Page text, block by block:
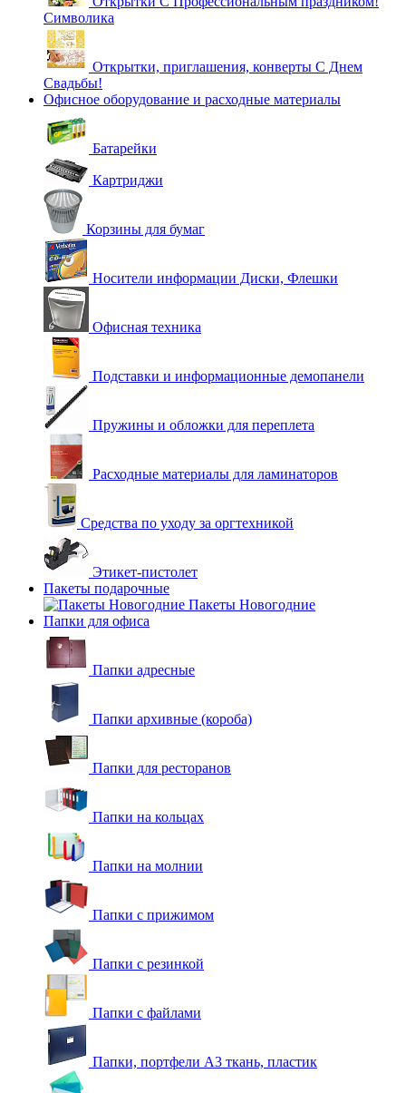
Символика
Открытки, приглашения, конверты С Днем
Свадьбы!
Офисное оборудование и расходные материалы
Батарейки
Картриджи
Корзины для бумаг
Носители информации Диски, Флешки
Офисная техника
Подставки и информационные демопанели
Пружины и обложки для переплета
Расходные материалы для ламинаторов
Средства по уходу за оргтехникой
Этикет-пистолет
Пакеты подарочные
Пакеты Новогодние
Папки для офиса
Папки адресные
Папки архивные (короба)
Папки для ресторанов
Папки на кольцах
Папки на молнии
Папки с прижимом
Папки с резинкой
Папки с файлами
Папки, портфели А3 ткань, пластик